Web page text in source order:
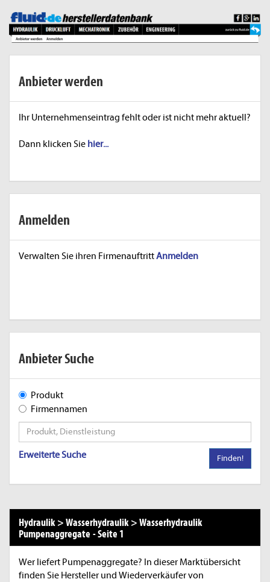
Anbieter werden
Ihr Unternehmenseintrag fehlt oder ist nicht mehr aktuell?
Dann klicken Sie hier...
Anmelden
Verwalten Sie ihren FirmenauftrittAnmelden
Anbieter Suche
Produkt
Firmennamen
Erweiterte Suche Finden!
Hydraulik >Wasserhydraulik >Wasserhydraulik
Pumpenaggregate -Seite 1
Wer liefert Pumpenaggregate? In dieser Marktübersicht
finden Sie Hersteller und Wiederverkäufer von